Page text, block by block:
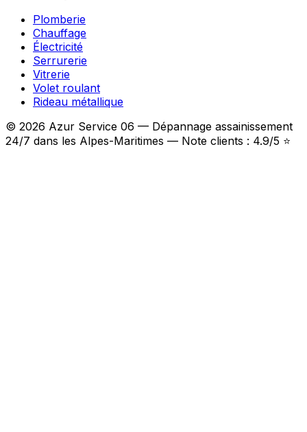
Plomberie
Chauffage
Électricité
Serrurerie
Vitrerie
Volet roulant
Rideau métallique
© 2026 Azur Service 06 — Dépannage assainissement
24/7 dans les Alpes-Maritimes — Note clients : 4.9/5 ⭐